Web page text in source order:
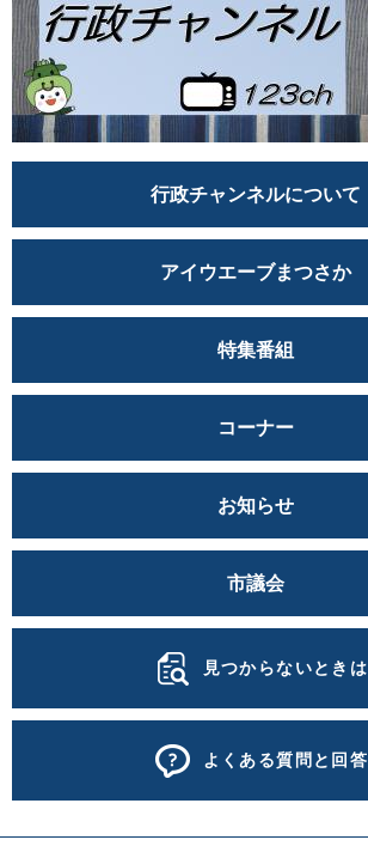
行政チャンネルについて
アイウエーブまつさか
特集番組
コーナー
お知らせ
市議会
見つからないときは
よくある質問と回答